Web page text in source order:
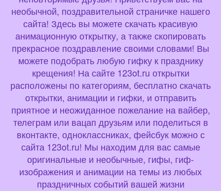
необычной, поздравительной страничке нашего
сайта! Здесь вы можете скачать красивую
анимационную открытку, а также скопировать
прекрасное поздравление своими словами! Вы
можете подобрать любую гифку к празднику
крещения! На сайте 123ot.ru открытки
расположены по категориям, бесплатно скачать
открытки, анимации и гифки, и отправить
приятное и неожиданное пожелание на вайбер,
телеграм или вацап друзьям или поделиться в
вконтакте, одноклассниках, фейсбук можно с
сайта 123ot.ru! Мы находим для вас самые
оригинальные и необычные, гифы, гиф-
изображения и анимации на темы из любых
праздничных событий вашей жизни